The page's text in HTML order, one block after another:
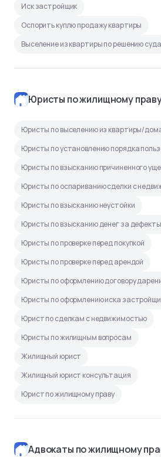
Иск застройщик
Оспорить куплю продажу квартиры
Выселение из квартиры по решению суда
Юристы по жилищному
Юристы по выселению из квартиры/
Юристы по установлению порядка
Юристы по взысканию причиненного
Юристы по оспариванию сделки с
Юристы по взысканию неустойки
Юристы по взысканию денег за дефекты
Юристы по проверке перед покупкой
Юристы по проверке перед арендой
Юристы по оформлению договору
Юристы по оформлению иска
Юрист по сделкам с недвижимостью
Юристы по жилищным вопросам
Жилищный юрист
Жилищный юрист консультация
Юрист по жилищному праву
Адвокаты по жилищному